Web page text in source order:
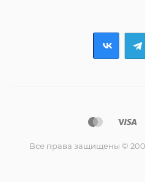
Все права защищены ©